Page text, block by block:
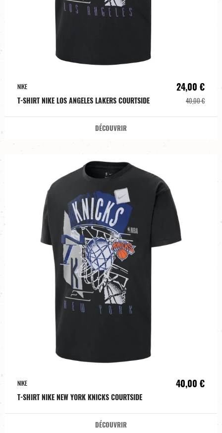
NIKE
T-SHIRT NIKE LOS ANGELES LAKERS COURTSIDE
24,00 €
40,00 €
DÉCOUVRIR
NIKE
T-SHIRT NIKE NEW YORK KNICKS COURTSIDE
40,00 €
DÉCOUVRIR